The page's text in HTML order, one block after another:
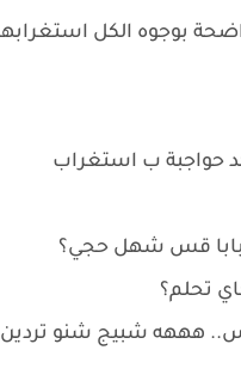
بوجوه الكل
حواجبة ب استغراب
قس شهل حجي؟
تحلم؟
قس.. هههه شبيج شنو